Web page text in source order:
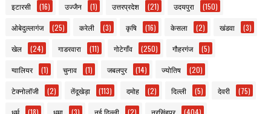
इटारसी (16) उज्जैन (1) उत्तरप्रदेश (21) उदयपुरा (150)
ओबेदुल्लागंज (25) करेली (3) कृषि (16) केसला (2) खंडवा (3)
खेल (24) गाडरवारा (11) गोटेगाँव (250) गौहरगंज (5)
ग्वालियर (1) चुनाव (1) जबलपुर (14) ज्योतिष (20)
टेक्नोलॉजी (2) तेंदूखेड़ा (113) दमोह (2) दिल्ली (5) देवरी (75)
धर्म (18) धूमा (3) नई दिल्ली (2) नरसिंहपुर (404)